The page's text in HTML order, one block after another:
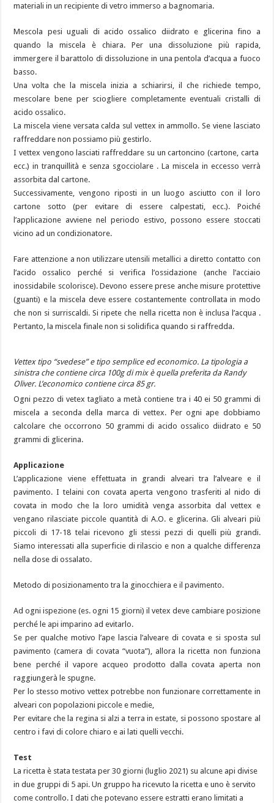
materiali in un recipiente di vetro immerso a bagnomaria.
Mescola pesi uguali di acido ossalico diidrato e glicerina fino a
quando la miscela è chiara. Per una dissoluzione più rapida,
immergere il barattolo di dissoluzione in una pentola d’acqua a fuoco
basso.
Una volta che la miscela inizia a schiarirsi, il che richiede tempo,
mescolare bene per sciogliere completamente eventuali cristalli di
acido ossalico.
La miscela viene versata calda sul vettex in ammollo. Se viene lasciato
raffreddare non possiamo più gestirlo.
I vettex vengono lasciati raffreddare su un cartoncino (cartone, carta
ecc.) in tranquillità e senza sgocciolare . La miscela in eccesso verrà
assorbita dal cartone.
Successivamente, vengono riposti in un luogo asciutto con il loro
cartone sotto (per evitare di essere calpestati, ecc.). Poiché
l’applicazione avviene nel periodo estivo, possono essere stoccati
vicino ad un condizionatore.
Fare attenzione a non utilizzare utensili metallici a diretto contatto con
l’acido ossalico perché si verifica l’ossidazione (anche l’acciaio
inossidabile scolorisce). Devono essere prese anche misure protettive
(guanti) e la miscela deve essere costantemente controllata in modo
che non si surriscaldi. Si ripete che nella ricetta non è inclusa l’acqua .
Pertanto, la miscela finale non si solidifica quando si raffredda.
Vettex tipo “svedese” e tipo semplice ed economico. La tipologia a
sinistra che contiene circa 100g di mix è quella preferita da Randy
Oliver. L’economico contiene circa 85 gr.
Ogni pezzo di vetex tagliato a metà contiene tra i 40 ei 50 grammi di
miscela a seconda della marca di vettex. Per ogni ape dobbiamo
calcolare che occorrono 50 grammi di acido ossalico diidrato e 50
grammi di glicerina.
Applicazione
L’applicazione viene effettuata in grandi alveari tra l’alveare e il
pavimento. I telaini con covata aperta vengono trasferiti al nido di
covata in modo che la loro umidità venga assorbita dal vettex e
vengano rilasciate piccole quantità di A.O. e glicerina. Gli alveari più
piccoli di 17-18 telai ricevono gli stessi pezzi di quelli più grandi.
Siamo interessati alla superficie di rilascio e non a qualche differenza
nella dose di ossalato.
Metodo di posizionamento tra la ginocchiera e il pavimento.
Ad ogni ispezione (es. ogni 15 giorni) il vetex deve cambiare posizione
perché le api imparino ad evitarlo.
Se per qualche motivo l’ape lascia l’alveare di covata e si sposta sul
pavimento (camera di covata “vuota”), allora la ricetta non funziona
bene perché il vapore acqueo prodotto dalla covata aperta non
raggiungerà le spugne.
Per lo stesso motivo vettex potrebbe non funzionare correttamente in
alveari con popolazioni piccole e medie,
Per evitare che la regina si alzi a terra in estate, si possono spostare al
centro i favi di colore chiaro e ai lati quelli vecchi.
Test
La ricetta è stata testata per 30 giorni (luglio 2021) su alcune api divise
in due gruppi di 5 api. Un gruppo ha ricevuto la ricetta e uno è servito
come controllo. I dati che potevano essere estratti erano limitati a